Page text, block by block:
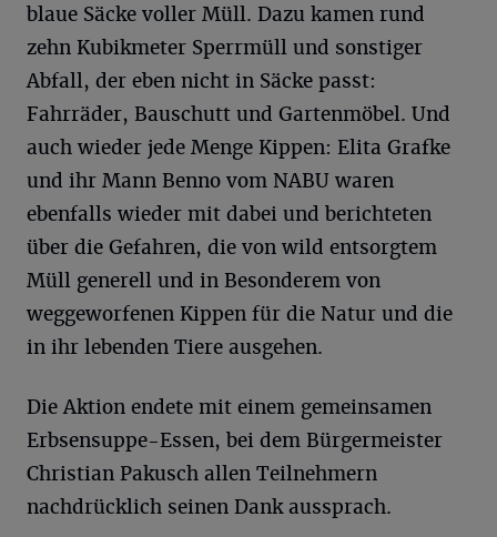
blaue Säcke voller Müll. Dazu kamen rund
zehn Kubikmeter Sperrmüll und sonstiger
Abfall, der eben nicht in Säcke passt:
Fahrräder, Bauschutt und Gartenmöbel. Und
auch wieder jede Menge Kippen: Elita Grafke
und ihr Mann Benno vom NABU waren
ebenfalls wieder mit dabei und berichteten
über die Gefahren, die von wild entsorgtem
Müll generell und in Besonderem von
weggeworfenen Kippen für die Natur und die
in ihr lebenden Tiere ausgehen.
Die Aktion endete mit einem gemeinsamen
Erbsensuppe-Essen, bei dem Bürgermeister
Christian Pakusch allen Teilnehmern
nachdrücklich seinen Dank aussprach.